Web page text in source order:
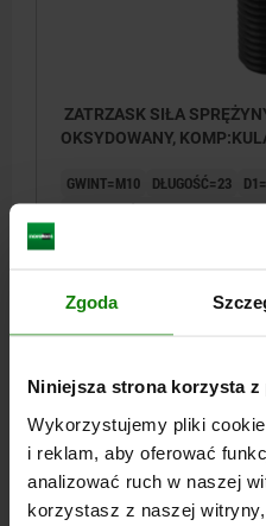
Zgoda
Niniejsza strona korzysta
Wykorzystujemy pliki
i reklam, aby oferować
analizować ruch w naszej
korzystasz z naszej
ZATRZASK SIŁA
OKSYDOWANY,
GWINT=M10 DŁUGOŚĆ=23
SIŁA SPRĘŻYNY POCZĄTEK F1
10,12 PLN
03030 SF